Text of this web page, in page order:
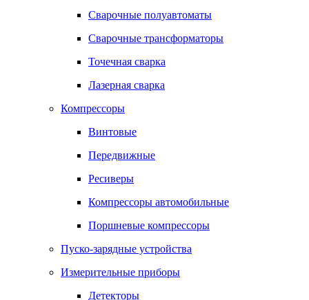
Сварочные полуавтоматы
Сварочные трансформаторы
Точечная сварка
Лазерная сварка
Компрессоры
Винтовые
Передвижные
Ресиверы
Компрессоры автомобильные
Поршневые компрессоры
Пуско-зарядные устройства
Измерительные приборы
Детекторы